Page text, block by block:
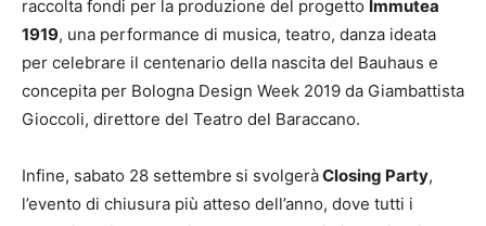
raccolta fondi per la produzione del progetto Immutea
1919, una performance di musica, teatro, danza ideata
per celebrare il centenario della nascita del Bauhaus e
concepita per Bologna Design Week 2019 da Giambattista
Gioccoli, direttore del Teatro del Baraccano.
Infine, sabato 28 settembre si svolgeràClosing Party,
l’evento di chiusura più atteso dell’anno, dove tutti i